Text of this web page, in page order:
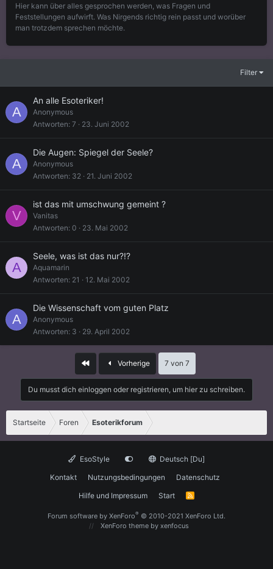
Hier kann über alles gesprochen werden, was Fragen und
Feststellungen aufwirft. Was Nirgends richtig rein passt und worüber
man trotzdem sprechen möchte.
Filter
A
An alle Esoteriker!
Anonymous
Antworten 7 23. Juni 2002
A
Die Augen: Spiegel der Seele?
Anonymous
Antworten 32 21. Juni 2002
V
ist das mit umschwung gemeint ?
Vanitas
Antworten 0 23. Mai 2002
A
Seele, was ist das nur?!?
Aquamarin
Antworten 21 12. Mai 2002
A
Die Wissenschaft vom guten Platz
Anonymous
Antworten 3 29. April 2002
Vorherige 7 von 7
Du musst dich einloggen oder registrieren, um hier zu schreiben.
Startseite Foren Esoterikforum
EsoStyle
Deutsch [Du]
Kontakt
Nutzungsbedingungen
Datenschutz
Hilfe und Impressum
Start
R
Forum software by XenForo® © 2010-2021 XenForo Ltd.
XenForo theme by xenfocus